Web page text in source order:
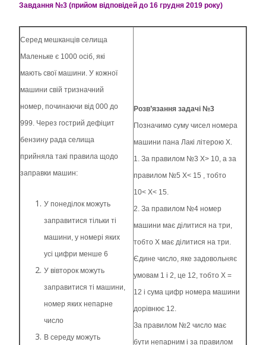
Завдання №3 (прийом відповідей до 16 грудня 2019 року)
Серед мешканців селища
Маленьке є 1000 осіб, які
мають свої машини. У кожної
машини свій тризначний
номер, починаючи від 000 до
999. Через гострий дефіцит
бензину рада селища
прийняла такі правила щодо
заправки машин:
У понеділок можуть
заправитися тільки ті
машини, у номері яких
усі цифри менше 6
У вівторок можуть
заправитися ті машини,
номер яких непарне
число
В середу можуть
Розв’язання задачі №3
Позначимо суму чисел номера
машини пана Лакі літерою Х.
1. За правилом №3 Х> 10, а за
правилом №5 Х< 15 , тобто
10< X< 15.
2. За правилом №4 номер
машини має ділитися на три,
тобто Х має ділитися на три.
Єдине число, яке задовольняє
умовам 1 і 2, це 12, тобто Х =
12 і сума цифр номера машини
дорівнює 12.
За правилом №2 число має
бути непарним і за правилом